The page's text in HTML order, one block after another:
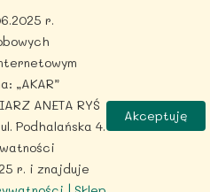
| Powered by
r.
„AKAR”
ANETA RYŚ
Podhalańska 4.
r. i znajduje
Akceptuję